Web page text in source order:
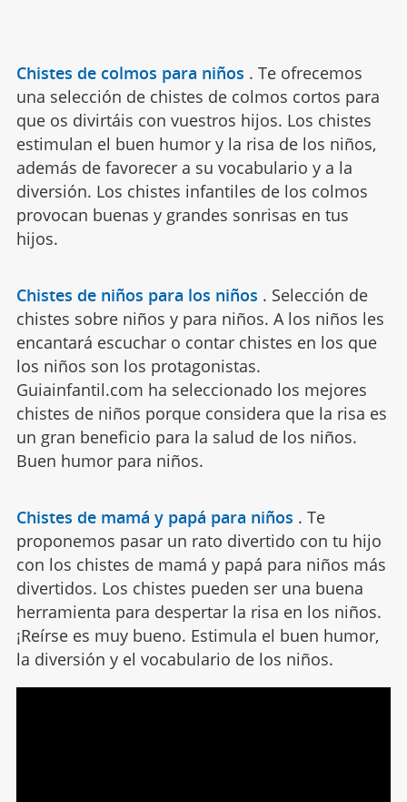
Chistes de colmos para niños . Te ofrecemos
una selección de chistes de colmos cortos para
que os divirtáis con vuestros hijos. Los chistes
estimulan el buen humor y la risa de los niños,
además de favorecer a su vocabulario y a la
diversión. Los chistes infantiles de los colmos
provocan buenas y grandes sonrisas en tus
hijos.
Chistes de niños para los niños . Selección de
chistes sobre niños y para niños. A los niños les
encantará escuchar o contar chistes en los que
los niños son los protagonistas.
Guiainfantil.com ha seleccionado los mejores
chistes de niños porque considera que la risa es
un gran beneficio para la salud de los niños.
Buen humor para niños.
Chistes de mamá y papá para niños . Te
proponemos pasar un rato divertido con tu hijo
con los chistes de mamá y papá para niños más
divertidos. Los chistes pueden ser una buena
herramienta para despertar la risa en los niños.
¡Reírse es muy bueno. Estimula el buen humor,
la diversión y el vocabulario de los niños.